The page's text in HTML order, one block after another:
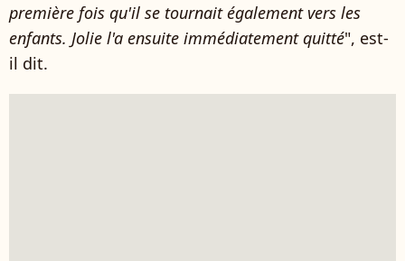
première fois qu'il se tournait également vers les
enfants. Jolie l'a ensuite immédiatement quitté", est-
il dit.